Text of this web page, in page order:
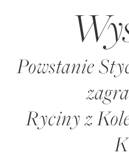
Powstanie
Ryciny z